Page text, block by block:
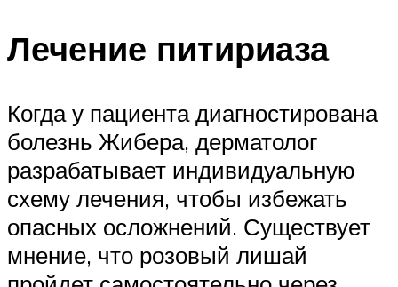
Лечение питириаза
Когда у пациента диагностирована
болезнь Жибера, дерматолог
разрабатывает индивидуальную
схему лечения, чтобы избежать
опасных осложнений. Существует
мнение, что розовый лишай